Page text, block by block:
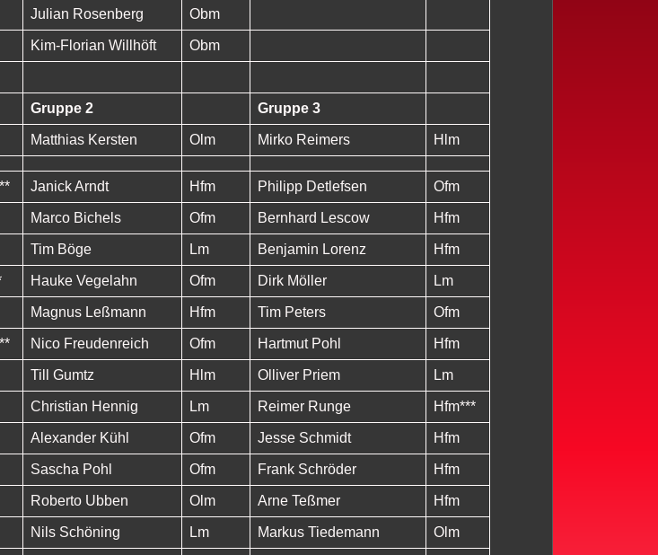
Julian Rosenberg Obm
Kim-Florian Willhöft Obm
Gruppe 2 Gruppe 3
Matthias Kersten Olm Mirko Reimers Hlm
Janick Arndt Hfm Philipp Detlefsen Ofm
Marco Bichels Ofm Bernhard Lescow Hfm
Tim Böge Lm Benjamin Lorenz Hfm
Hauke Vegelahn Ofm Dirk Möller Lm
Magnus Leßmann Hfm Tim Peters Ofm
Nico Freudenreich Ofm Hartmut Pohl Hfm
Till Gumtz Hlm Olliver Priem Lm
Christian Hennig Lm Reimer Runge Hfm***
Alexander Kühl Ofm Jesse Schmidt Hfm
Sascha Pohl Ofm Frank Schröder Hfm
Roberto Ubben Olm Arne Teßmer Hfm
Nils Schöning Lm Markus Tiedemann Olm